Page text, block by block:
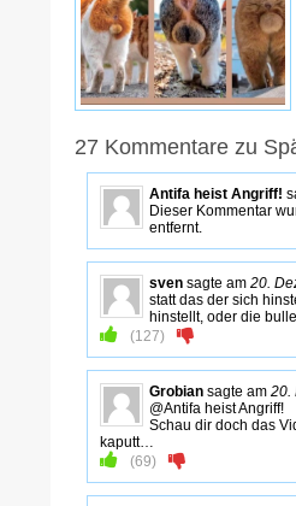
27 Kommentare zu
Antifa heist Angriff!
Dieser Kommentar
entfernt.
sven sagte am 20.
statt das der sich
hinstellt, oder die
(127)
Grobian sagte am 20.
@Antifa heist Angriff!
Schau dir doch das
kaputt…
(69)